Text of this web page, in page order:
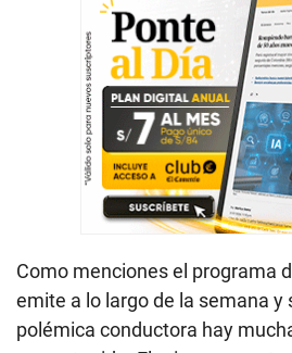
Como menciones el programa
emite a lo largo de la semana y
polémica conductora hay